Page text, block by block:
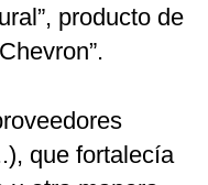
producto de
que fortalecía